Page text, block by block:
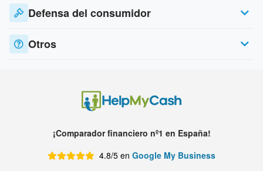
Defensa del consumidor
Otros
¡Comparador financiero nº1 en España!
4.8/5 en Google My Business